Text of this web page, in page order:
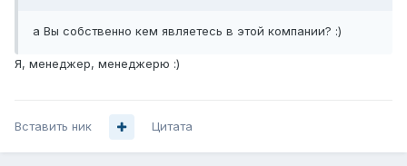
а Вы собственно кем являетесь в этой компании? :)
Я, менеджер, менеджерю :)
Вставить ник Цитата